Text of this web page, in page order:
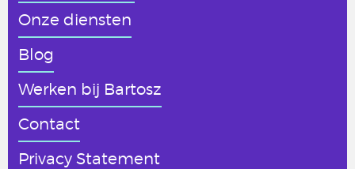
Onze diensten
Blog
Werken bij Bartosz
Contact
Privacy Statement